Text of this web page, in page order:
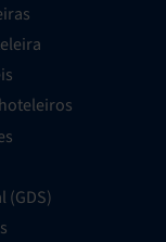
(GDS)